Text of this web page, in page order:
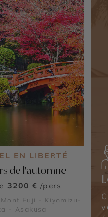
EN LIBERTÉ
de l'automne
3200 € /pers
Fuji - Kiyomizu-
- Asakusa